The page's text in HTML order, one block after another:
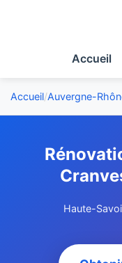
Accueil
Accueil/Auvergne-
Haute-